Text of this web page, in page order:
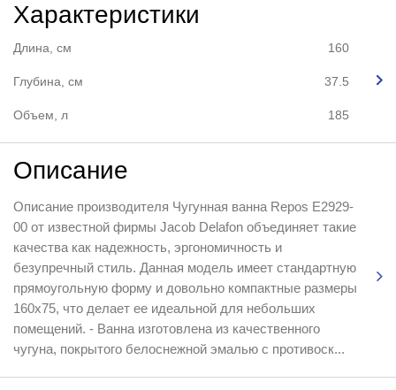
Характеристики
Длина, см 160
Глубина, см 37.5
Объем, л 185
Описание
Описание производителя Чугунная ванна Repos E2929-
00 от известной фирмы Jacob Delafon объединяет такие
качества как надежность, эргономичность и
безупречный стиль. Данная модель имеет стандартную
прямоугольную форму и довольно компактные размеры
160х75, что делает ее идеальной для небольших
помещений. - Ванна изготовлена из качественного
чугуна, покрытого белоснежной эмалью с противоск...